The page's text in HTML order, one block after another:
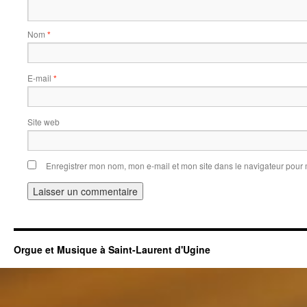
Nom *
E-mail *
Site web
Enregistrer mon nom, mon e-mail et mon site dans le navigateur
Orgue et Musique à Saint-Laurent d'Ugine